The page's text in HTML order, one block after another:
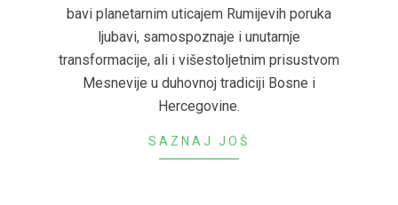
bavi planetarnim uticajem Rumijevih poruka
ljubavi, samospoznaje i unutarnje
transformacije, ali i višestoljetnim prisustvom
Mesnevije u duhovnoj tradiciji Bosne i
Hercegovine.
SAZNAJ JOŠ